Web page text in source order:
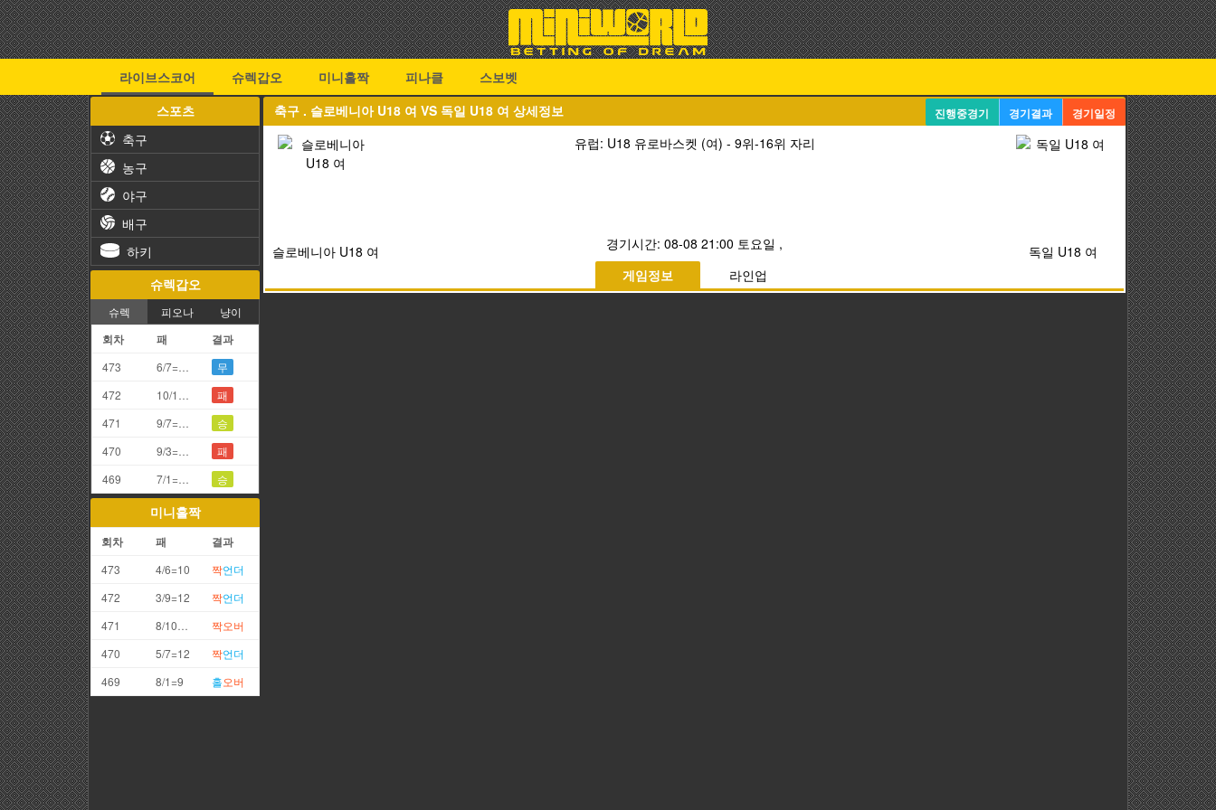
라이브스코어 슈렉갑오 미니홀짝 피나클
스보벳
스포츠
축구
농구
야구
배구
하키
슈렉갑오
슈렉 피오나 냥이
회차 패 결과
473 6/7=3끗
무
472
10/1=1끗
패
471
9/7=6끗
승
470
9/3=2끗
패
469
7/1=8끗 승
미니홀짝
회차 패 결과
473 4/6=10 짝언더
472
3/9=12 짝언더
471
8/10=18 짝오버
470
5/7=12 짝언더
469
8/1=9 홀오버
축구 . 슬로베니아 U18 여 VS 독일 U18 여 상세정보 진행중경기 경기결과 경기일정
슬로베니아 U18 여
유럽: U18 유로바스켓 (여) - 9위-16위 자리
경기시간:08-08 21:00 토요일 ,
독일 U18 여
게임정보
라인업